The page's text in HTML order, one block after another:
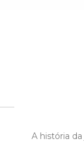
A história